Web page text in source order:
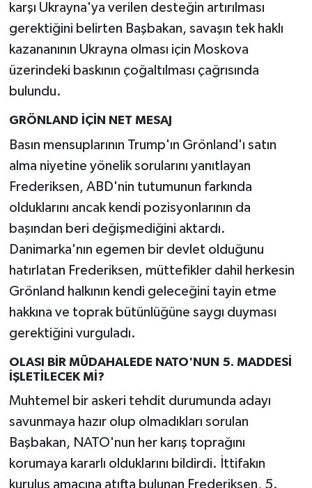
karşı Ukrayna'ya verilen desteğin artırılması
gerektiğini belirten Başbakan, savaşın tek haklı
kazananının Ukrayna olması için Moskova
üzerindeki baskının çoğaltılması çağrısında
bulundu.
GRÖNLAND İÇİN NET MESAJ
Basın mensuplarının Trump'ın Grönland'ı satın
alma niyetine yönelik sorularını yanıtlayan
Frederiksen, ABD'nin tutumunun farkında
olduklarını ancak kendi pozisyonlarının da
başından beri değişmediğini aktardı.
Danimarka'nın egemen bir devlet olduğunu
hatırlatan Frederiksen, müttefikler dahil herkesin
Grönland halkının kendi geleceğini tayin etme
hakkına ve toprak bütünlüğüne saygı duyması
gerektiğini vurguladı.
OLASI BİR MÜDAHALEDE NATO'NUN 5. MADDESİ
İŞLETİLECEK Mİ?
Muhtemel bir askeri tehdit durumunda adayı
savunmaya hazır olup olmadıkları sorulan
Başbakan, NATO'nun her karış toprağını
korumaya kararlı olduklarını bildirdi. İttifakın
kuruluş amacına atıfta bulunan Frederiksen, 5.